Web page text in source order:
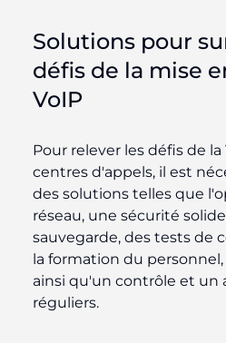
Solutions pour
défis de la mise
VoIP
Pour relever les défis de la
centres d'appels, il est
des solutions telles que
réseau, une sécurité
sauvegarde, des tests de
la formation du
ainsi qu'un contrôle et un
réguliers.